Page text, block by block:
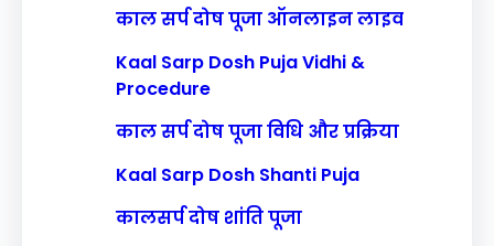
काल सर्प दोष पूजा ऑनलाइन लाइव
Kaal Sarp Dosh Puja Vidhi &
Procedure
काल सर्प दोष पूजा विधि और प्रक्रिया
Kaal Sarp Dosh Shanti Puja
कालसर्प दोष शांति पूजा